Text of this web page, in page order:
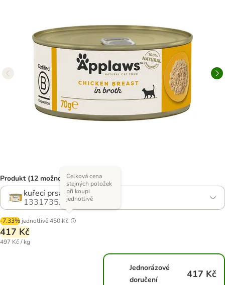
Produkt (12 možností)
kuřecí prsa
1331735.1
-7.33% jednotlivě450 Kč
Celková cena
stejných položek
při koupi
jednotlivě
417 Kč
497 Kč / kg
Jednorázové
doručení
417 Kč